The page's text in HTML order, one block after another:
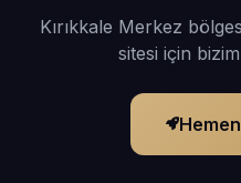
Kırıkkale Merkez
sitesi için